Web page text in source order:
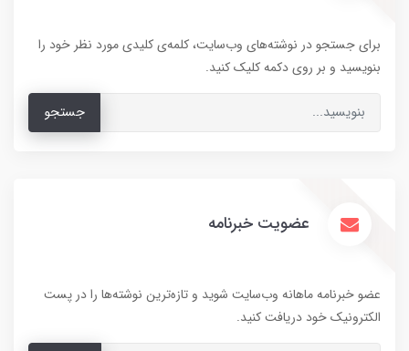
برای جستجو در نوشته‌های وب‌سایت، کلمه‌ی کلیدی مورد نظر خود را
بنویسید و بر روی دکمه کلیک کنید.
جستجو
عضویت خبرنامه
عضو خبرنامه ماهانه وب‌سایت شوید و تازه‌ترین نوشته‌ها را در پست
الکترونیک خود دریافت کنید.